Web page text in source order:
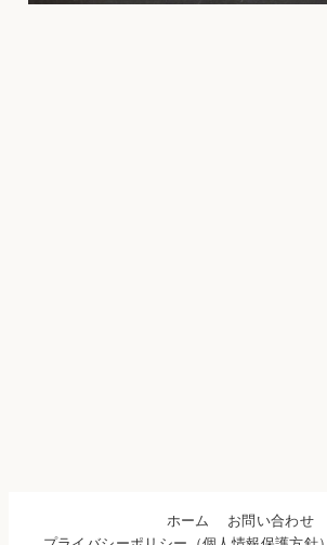
ホーム お問い合わせ